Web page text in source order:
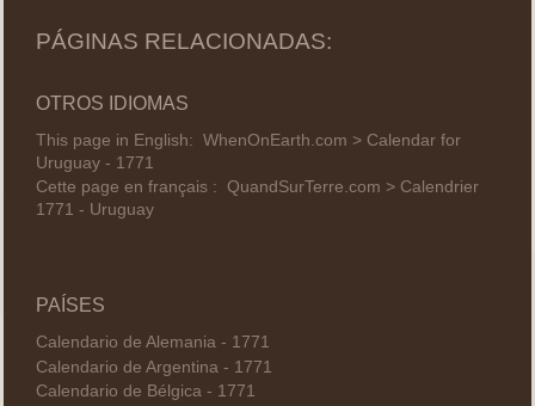
PÁGINAS RELACIONADAS:
OTROS IDIOMAS
This page in English: WhenOnEarth.com > Calendar for
Uruguay - 1771
Cette page en français : QuandSurTerre.com > Calendrier
1771 - Uruguay
PAÍSES
Calendario de Alemania - 1771
Calendario de Argentina - 1771
Calendario de Bélgica - 1771